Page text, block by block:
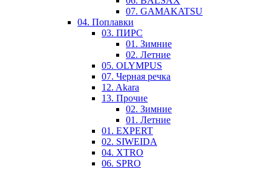
07. GAMAKATSU
04. Поплавки
03. ПИРС
01. Зимние
02. Летние
05. OLYMPUS
07. Черная речка
12. Akara
13. Прочие
02. Зимние
01. Летние
01. EXPERT
02. SIWEIDA
04. XTRO
06. SPRO